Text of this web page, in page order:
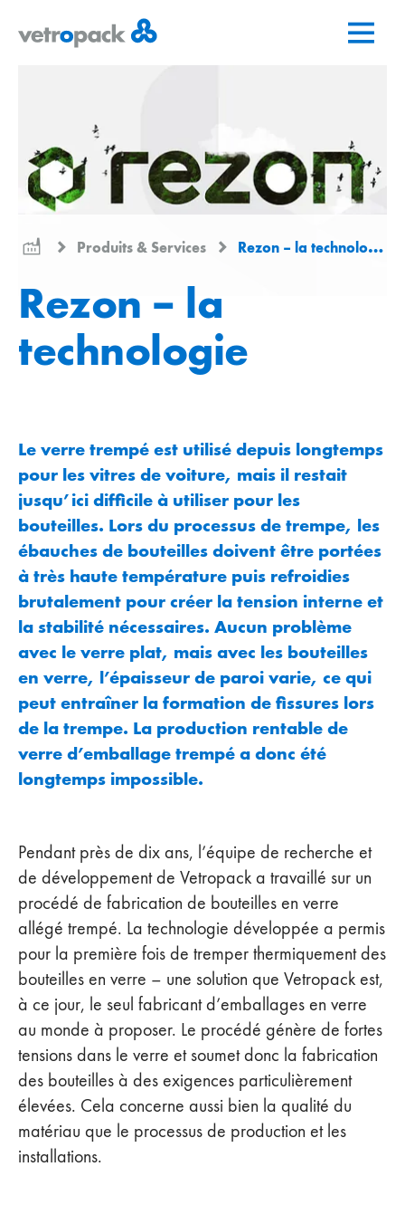
Produits & Services Rezon – la technologie
Rezon – la
technologie
Le verre trempé est utilisé depuis longtemps
pour les vitres de voiture, mais il restait
jusqu’ici difficile à utiliser pour les
bouteilles. Lors du processus de trempe, les
ébauches de bouteilles doivent être portées
à très haute température puis refroidies
brutalement pour créer la tension interne et
la stabilité nécessaires. Aucun problème
avec le verre plat, mais avec les bouteilles
en verre, l’épaisseur de paroi varie, ce qui
peut entraîner la formation de fissures lors
de la trempe. La production rentable de
verre d’emballage trempé a donc été
longtemps impossible.
Pendant près de dix ans, l’équipe de recherche et
de développement de Vetropack a travaillé sur un
procédé de fabrication de bouteilles en verre
allégé trempé. La technologie développée a permis
pour la première fois de tremper thermiquement des
bouteilles en verre – une solution que Vetropack est,
à ce jour, le seul fabricant d’emballages en verre
au monde à proposer. Le procédé génère de fortes
tensions dans le verre et soumet donc la fabrication
des bouteilles à des exigences particulièrement
élevées. Cela concerne aussi bien la qualité du
matériau que le processus de production et les
installations.